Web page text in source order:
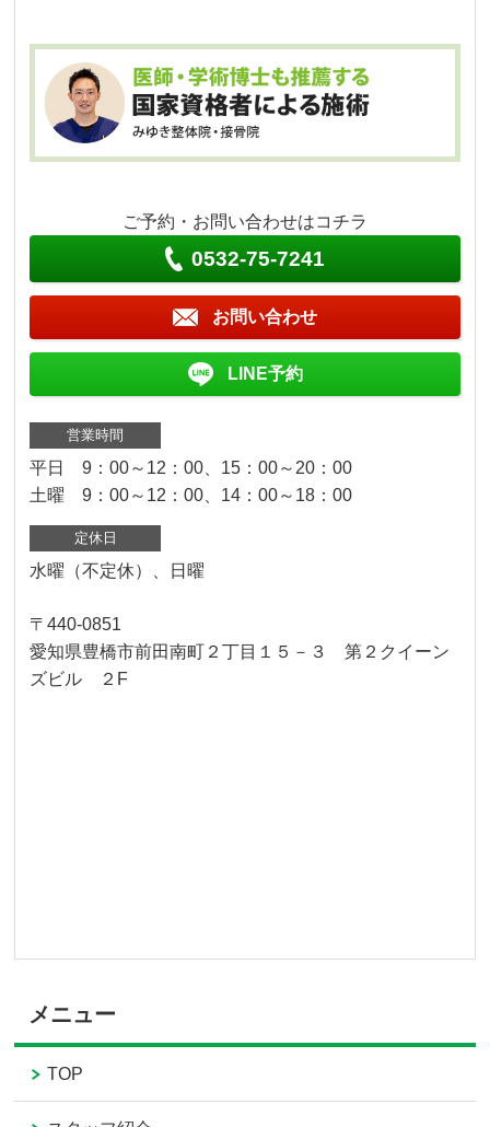
ご予約・お問い合わせはコチラ
0532-75-7241
お問い合わせ
LINE予約
営業時間
平日 9：00～12：00、15：00～20：00
土曜 9：00～12：00、14：00～18：00
定休日
水曜（不定休）、日曜
〒440-0851
愛知県豊橋市前田南町２丁目１５－３ 第２クイーン
ズビル ２F
メニュー
TOP